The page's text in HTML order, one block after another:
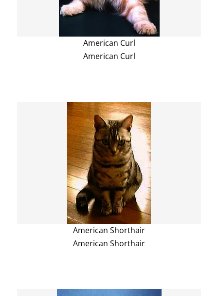
American Curl
American Curl
American Shorthair
American Shorthair